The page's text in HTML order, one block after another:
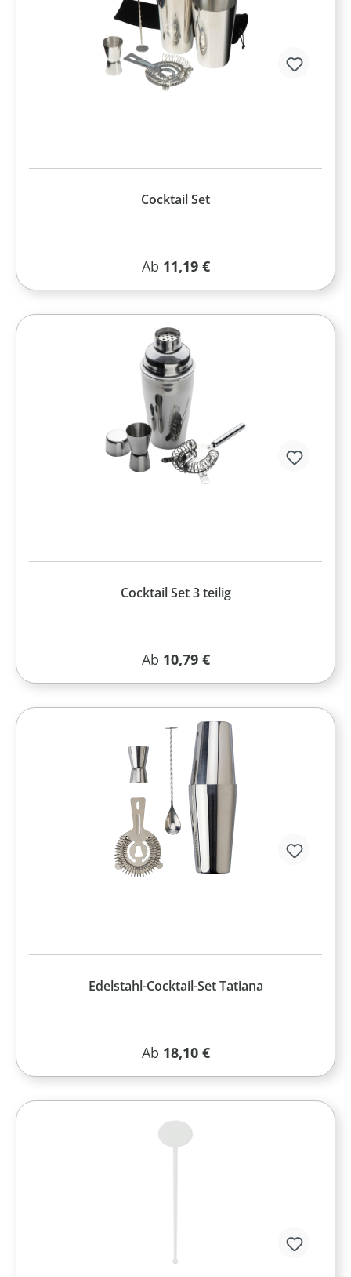
Cocktail Set
Regulärer Preis:
Ab 11,19 €
Cocktail Set 3 teilig
Regulärer Preis:
Ab 10,79 €
Edelstahl-Cocktail-Set Tatiana
Regulärer Preis:
Ab 18,10 €